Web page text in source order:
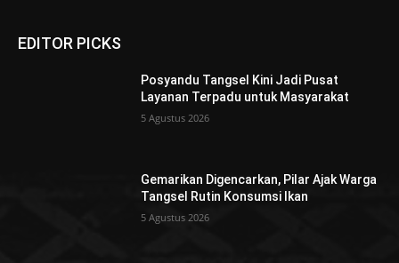
EDITOR PICKS
Posyandu Tangsel Kini Jadi Pusat
Layanan Terpadu untuk Masyarakat
5 Agustus 2026
Gemarikan Digencarkan, Pilar Ajak Warga
Tangsel Rutin Konsumsi Ikan
5 Agustus 2026